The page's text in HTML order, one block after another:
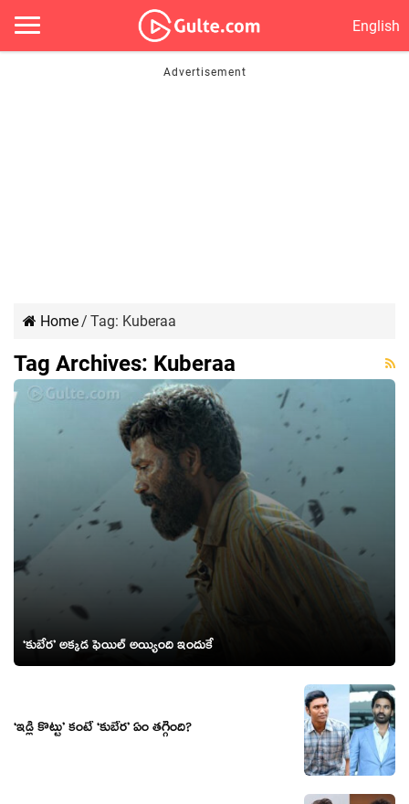
English
Home/ Tag: Kuberaa
Tag Archives: Kuberaa
‘కుబేర’ అక్కడ ఫెయిల్ అయ్యింది ఇందుకే
‘ఇడ్లీ కొట్టు’ కంటే ‘కుబేర’ ఏం తగ్గింది?